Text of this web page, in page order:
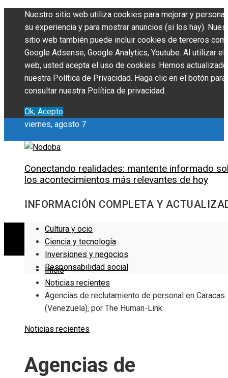
Nuestro sitio web utiliza cookies para mejorar y
su experiencia y para mostrar anuncios (si los hay).
sitio web también puede incluir cookies de terceros
Google Adsense, Google Analytics, Youtube. Al utilizar
web, usted acepta el uso de cookies. Hemos actualizado
nuestra Política de Privacidad. Haga clic en el botón para
consultar nuestra Política de privacidad.
Ok, Acepto
viernes, agosto 7
Conectando realidades: mantente informado
los acontecimientos más relevantes de hoy
INFORMACIÓN COMPLETA Y
Cultura y ocio
Ciencia y tecnología
Inversiones y negocios
Responsabilidad social
Inicio
Noticias recientes
Agencias de reclutamiento de personal en Caracas
(Venezuela), por The Human-Link
Noticias recientes
Agencias de